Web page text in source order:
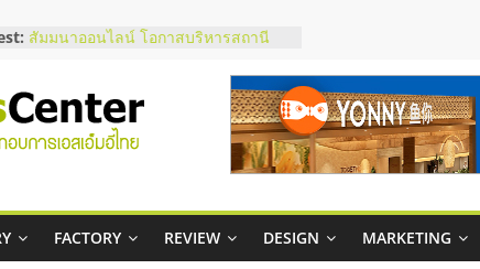
สัมมนาออนไลน์ โอกาสบริหารสถานี
ThaiFranchise Meet Up จับคู่แฟรน
ไชส์ ครั้งที่ 8
ร้านเครื่องเสียงคุณภาพสูง พร้อม
วิธีเลือกผู้ให้บริการให้คุ้มค่าและตอบ
โจทย์ธุรกิจ
อยากหาเงินทุน เพิ่มสภาพคล่องให้ธุรกิจ
FACTORY REVIEW DESIGN MARKETING